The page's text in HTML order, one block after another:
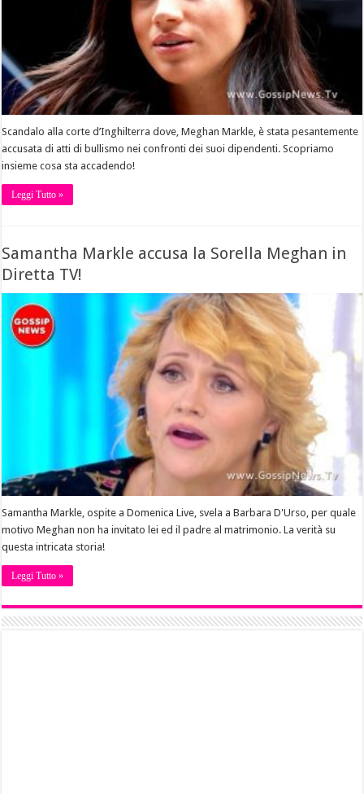
Scandalo alla corte d’Inghilterra dove, Meghan Markle, è stata pesantemente
accusata di atti di bullismo nei confronti dei suoi dipendenti. Scopriamo
insieme cosa sta accadendo!
Leggi Tutto »
Samantha Markle accusa la Sorella Meghan in
Diretta TV!
Samantha Markle, ospite a Domenica Live, svela a Barbara D'Urso, per quale
motivo Meghan non ha invitato lei ed il padre al matrimonio. La verità su
questa intricata storia!
Leggi Tutto »